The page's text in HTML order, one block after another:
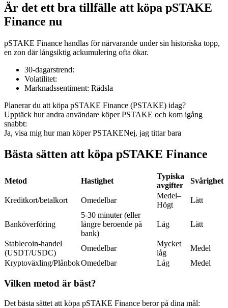
TradFi
USDC Futures
Futures med USDC som säkerhet
Kopiera Trading
Gå med de bästa handlarna
Är det ett bra tillfälle att köpa pSTAKE
Finance nu
pSTAKE Finance handlas för närvarande under sin historiska topp,
en zon där långsiktig ackumulering ofta ökar.
30-dagarstrend:
Volatilitet:
Marknadssentiment: Rädsla
Planerar du att köpa pSTAKE Finance (PSTAKE) idag?
Upptäck hur andra användare köper PSTAKE och kom igång
snabbt:
Ja, visa mig hur man köper PSTAKENej, jag tittar bara
Bästa sätten att köpa pSTAKE Finance
Metod Hastighet
Typiska
avgifter
Svårighet
Kreditkort/betalkort Omedelbar
Medel–
Högt
Lätt
Banköverföring
5-30 minuter (eller
längre beroende på
bank)
Låg Lätt
Stablecoin-handel
(USDT/USDC)
Omedelbar
Mycket
låg
Medel
Kryptoväxling/PlånbokOmedelbar Låg Medel
Vilken metod är bäst?
Det bästa sättet att köpa pSTAKE Finance beror på dina mål: